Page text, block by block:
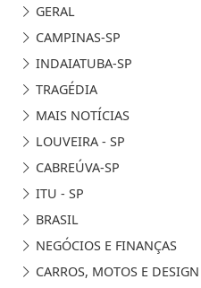
GERAL
CAMPINAS-SP
INDAIATUBA-SP
TRAGÉDIA
MAIS NOTÍCIAS
LOUVEIRA - SP
CABREÚVA-SP
ITU - SP
BRASIL
NEGÓCIOS E FINANÇAS
CARROS, MOTOS E DESIGN